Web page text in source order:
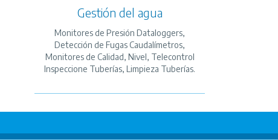
Gestión del agua
Monitores de Presión Dataloggers,
Detección de Fugas Caudalímetros,
Monitores de Calidad, Nivel, Telecontrol
Inspeccione Tuberías, Limpieza Tuberías.